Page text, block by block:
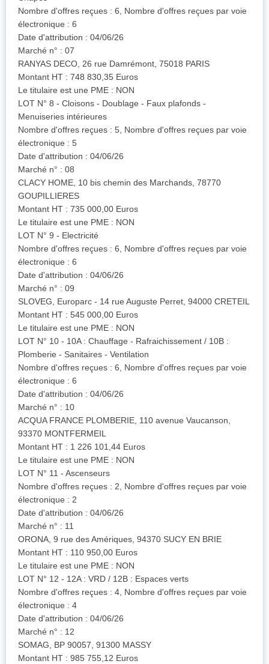
Nombre d'offres reçues : 6, Nombre d'offres reçues par voie
électronique : 6
Date d'attribution : 04/06/26
Marché n° : 07
RANYAS DECO, 26 rue Damrémont, 75018 PARIS
Montant HT : 748 830,35 Euros
Le titulaire est une PME : NON
LOT N° 8 - Cloisons - Doublage - Faux plafonds -
Menuiseries intérieures
Nombre d'offres reçues : 5, Nombre d'offres reçues par voie
électronique : 5
Date d'attribution : 04/06/26
Marché n° : 08
CLACY HOME, 10 bis chemin des Marchands, 78770
GOUPILLIERES
Montant HT : 735 000,00 Euros
Le titulaire est une PME : NON
LOT N° 9 - Electricité
Nombre d'offres reçues : 6, Nombre d'offres reçues par voie
électronique : 6
Date d'attribution : 04/06/26
Marché n° : 09
SLOVEG, Europarc - 14 rue Auguste Perret, 94000 CRETEIL
Montant HT : 545 000,00 Euros
Le titulaire est une PME : NON
LOT N° 10 - 10A : Chauffage - Rafraichissement / 10B :
Plomberie - Sanitaires - Ventilation
Nombre d'offres reçues : 6, Nombre d'offres reçues par voie
électronique : 6
Date d'attribution : 04/06/26
Marché n° : 10
ACQUA FRANCE PLOMBERIE, 110 avenue Vaucanson,
93370 MONTFERMEIL
Montant HT : 1 226 101,44 Euros
Le titulaire est une PME : NON
LOT N° 11 - Ascenseurs
Nombre d'offres reçues : 2, Nombre d'offres reçues par voie
électronique : 2
Date d'attribution : 04/06/26
Marché n° : 11
ORONA, 9 rue des Amériques, 94370 SUCY EN BRIE
Montant HT : 110 950,00 Euros
Le titulaire est une PME : NON
LOT N° 12 - 12A : VRD / 12B : Espaces verts
Nombre d'offres reçues : 4, Nombre d'offres reçues par voie
électronique : 4
Date d'attribution : 04/06/26
Marché n° : 12
SOMAG, BP 90057, 91300 MASSY
Montant HT : 985 755,12 Euros